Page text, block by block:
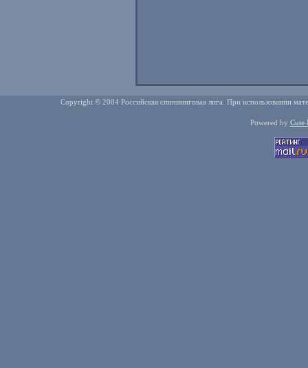
Copyright © 2004 Российская спиннинговая лига. При использовании
Powered by Cute